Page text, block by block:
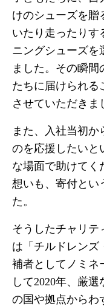
けのシューズを贈
いたり走ったりす
ニングシューズを
ました。その瞬間
たちに届けられる
させていただきま
また、入社当初か
のを応援したいと
な場面で助けてく
想いも、寄付とい
た。
そうしたチャリテ
は「チルドレンズ
補者としてノミネ
して2020年、厳
の国や拠点からわ